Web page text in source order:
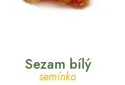
Sezam bílý
semínko